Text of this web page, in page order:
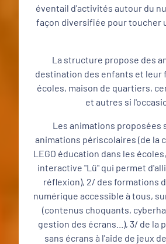
éventail d'activités autour du
façon diversifiée pour toucher
La structure propose des
destination des enfants et leur
écoles, maison de quartiers,
et autres si
Les animations proposées
animations périscolaires (de la
LEGO éducation dans les
interactive "Lü" qui permet
réflexion), 2/ des formations
numérique accessible à tous,
(contenus choquants,
gestion des écrans...), 3/ de la
sans écrans à l'aide de jeux